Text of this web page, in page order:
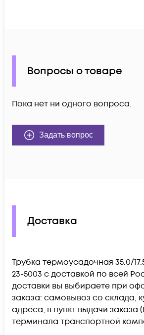
Вопросы о товаре
Пока нет ни одного вопроса.
Задать вопрос
Доставка
Трубка термоусадочная 35.0/
23-5003 c доставкой по всей
доставки вы выбираете при
заказа: самовывоз со склада,
адреса, в пункт выдачи заказа
терминала транспортной